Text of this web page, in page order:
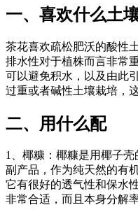
一、喜欢什么土
茶花喜欢疏松肥沃的酸性
排水性对于植株而言非常
可以避免积水，以及由此
过重或者碱性土壤栽培，
二、用什么配
1、椰糠：椰糠是用椰子
副产品，作为纯天然的有
它有很好的透气性和保水
非常合适，而且本身分解